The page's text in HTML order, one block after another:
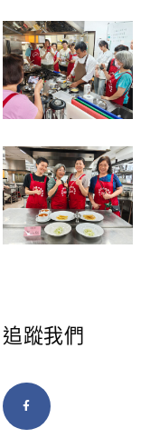
追蹤我們